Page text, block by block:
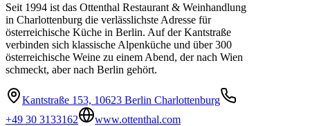
Seit 1994 ist das Ottenthal Restaurant & Weinhandlung
in Charlottenburg die verlässlichste Adresse für
österreichische Küche in Berlin. Auf der Kantstraße
verbinden sich klassische Alpenküche und über 300
österreichische Weine zu einem Abend, der nach Wien
schmeckt, aber nach Berlin gehört.
Kantstraße 153, 10623 Berlin Charlottenburg
+49 30 3133162
www.ottenthal.com